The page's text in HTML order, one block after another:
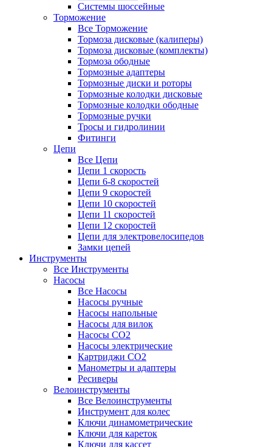
Системы шоссейные
Торможение
Все Торможение
Тормоза дисковые (калиперы)
Тормоза дисковые (комплекты)
Тормоза ободные
Тормозные адаптеры
Тормозные диски и роторы
Тормозные колодки дисковые
Тормозные колодки ободные
Тормозные ручки
Тросы и гидролинии
Фитинги
Цепи
Все Цепи
Цепи 1 скорость
Цепи 6-8 скоростей
Цепи 9 скоростей
Цепи 10 скоростей
Цепи 11 скоростей
Цепи 12 скоростей
Цепи для электровелосипедов
Замки цепей
Инструменты
Все Инструменты
Насосы
Все Насосы
Насосы ручные
Насосы напольные
Насосы для вилок
Насосы CO2
Насосы электрические
Картриджи CO2
Манометры и адаптеры
Ресиверы
Велоинструменты
Все Велоинструменты
Инструмент для колес
Ключи динамометрические
Ключи для кареток
Ключи для кассет